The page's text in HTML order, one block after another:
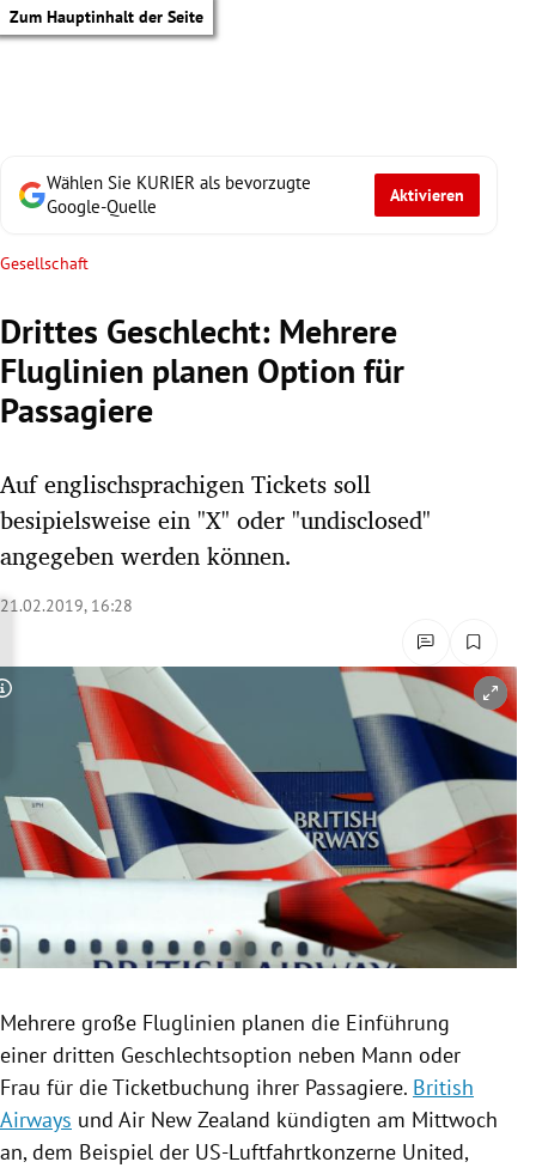
Zum Hauptinhalt der Seite
Untermenü
Untermenü
Untermenü
Untermenü
Untermenü
Untermenü
Untermenü
Untermenü
Untermenü
Wählen Sie KURIER als bevorzugte
Google-Quelle
Aktivieren
Gesellschaft
Drittes Geschlecht: Mehrere
Fluglinien planen Option für
Passagiere
Auf englischsprachigen Tickets soll
besipielsweise ein "X" oder "undisclosed"
angegeben werden können.
21.02.2019, 16:28
Copyright-Hinweis öffnen/schließen
Mehrere große Fluglinien planen die Einführung
einer dritten Geschlechtsoption neben Mann oder
Frau für dieTicketbuchung ihrer Passagiere. British
Airways und Air New Zealand kündigten am Mittwoch
an, dem Beispiel der US-Luftfahrtkonzerne United,